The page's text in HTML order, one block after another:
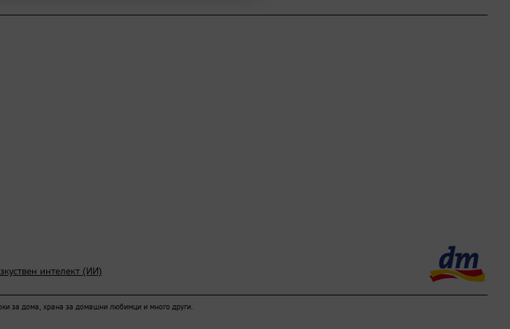
интелект (ИИ)
за дома, храна за домашни любимци и много други.